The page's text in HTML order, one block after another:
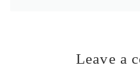
Leave a